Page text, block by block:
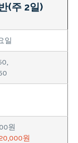
(주 2일)
일
원
원